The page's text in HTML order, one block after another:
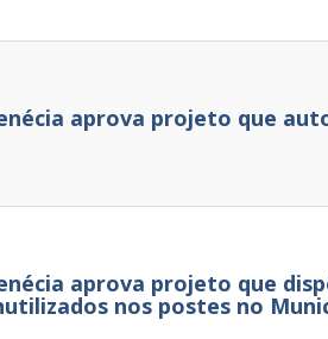
aprova projeto que
aprova projeto que
nos postes no